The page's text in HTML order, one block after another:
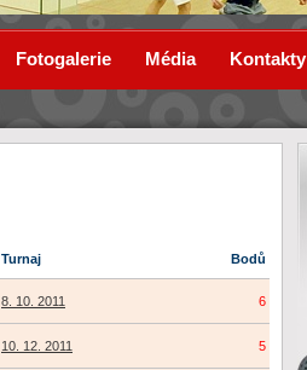
Turnaj Bodů
8. 10. 2011 6
10. 12. 2011 5
Fotogalerie Média Kontakty